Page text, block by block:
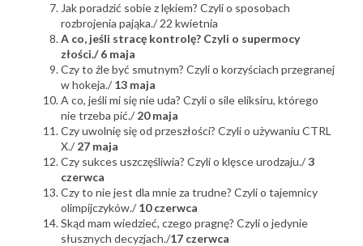
Jak poradzić sobie z lękiem? Czyli o sposobach
rozbrojenia pająka./ 22 kwietnia
A co, jeśli stracę kontrolę? Czyli o supermocy
złości./ 6 maja
Czy to źle być smutnym? Czyli o korzyściach przegranej
w hokeja./ 13 maja
A co, jeśli mi się nie uda? Czyli o sile eliksiru, którego
nie trzeba pić./ 20 maja
Czy uwolnię się od przeszłości? Czyli o używaniu CTRL
X./ 27 maja
Czy sukces uszczęśliwia? Czyli o klęsce urodzaju./3
czerwca
Czy to nie jest dla mnie za trudne? Czyli o tajemnicy
olimpijczyków./ 10 czerwca
Skąd mam wiedzieć, czego pragnę? Czyli o jedynie
słusznych decyzjach./17 czerwca